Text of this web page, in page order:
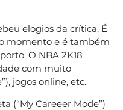
elogios da crítica. É
momento e é também
O NBA 2K18
com muito
jogos online, etc.
(“My Careeer Mode”)